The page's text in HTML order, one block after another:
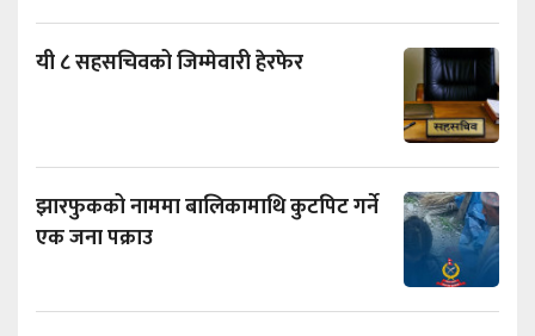
यी ८ सहसचिवको जिम्मेवारी हेरफेर
झारफुकको नाममा बालिकामाथि कुटपिट गर्ने
एक जना पक्राउ